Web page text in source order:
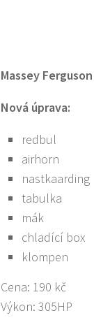
Massey
Nová úprava:
redbul
airhorn
nastkaarding
tabulka
mák
chladící box
klompen
Cena: 190 kč
Výkon: 305HP